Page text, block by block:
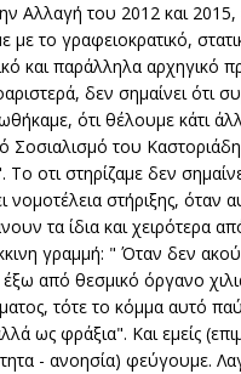
Αλλαγή του 2012 και 2015,
με το γραφειοκρατικό,
και παράλληλα αρχηγικό
δεν σημαίνει ότι
ότι θέλουμε κάτι
Σοσιαλισμό του
οτι στηρίζαμε δεν
νομοτέλεια στήριξης, όταν
τα ίδια και χειρότερα
γραμμή: " Όταν δεν
έξω από θεσμικό όργανο
τότε το κόμμα αυτό
ως φράξια". Και εμείς
- ανοησία) φεύγουμε.